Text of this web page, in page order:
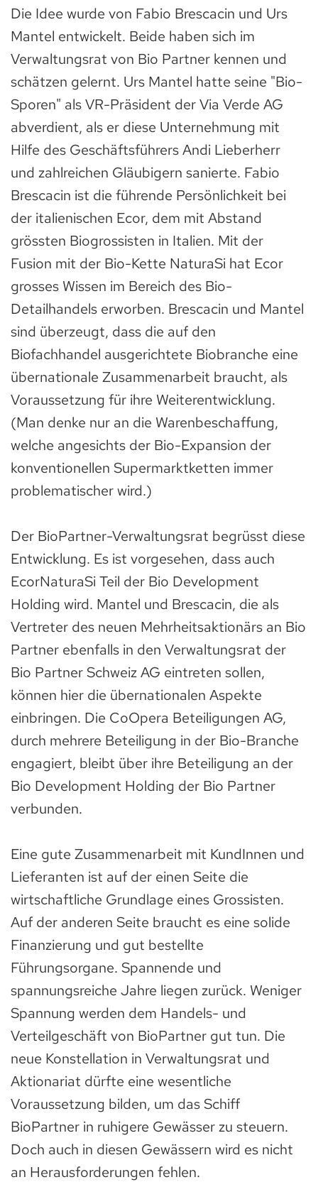
Die Idee wurde von Fabio Brescacin und Urs
Mantel entwickelt. Beide haben sich im
Verwaltungsrat von Bio Partner kennen und
schätzen gelernt. Urs Mantel hatte seine "Bio-
Sporen" als VR-Präsident der Via Verde AG
abverdient, als er diese Unternehmung mit
Hilfe des Geschäftsführers Andi Lieberherr
und zahlreichen Gläubigern sanierte. Fabio
Brescacin ist die führende Persönlichkeit bei
der italienischen Ecor, dem mit Abstand
grössten Biogrossisten in Italien. Mit der
Fusion mit der Bio-Kette NaturaSi hat Ecor
grosses Wissen im Bereich des Bio-
Detailhandels erworben. Brescacin und Mantel
sind überzeugt, dass die auf den
Biofachhandel ausgerichtete Biobranche eine
übernationale Zusammenarbeit braucht, als
Voraussetzung für ihre Weiterentwicklung.
(Man denke nur an die Warenbeschaffung,
welche angesichts der Bio-Expansion der
konventionellen Supermarktketten immer
problematischer wird.)
Der BioPartner-Verwaltungsrat begrüsst diese
Entwicklung. Es ist vorgesehen, dass auch
EcorNaturaSi Teil der Bio Development
Holding wird. Mantel und Brescacin, die als
Vertreter des neuen Mehrheitsaktionärs an Bio
Partner ebenfalls in den Verwaltungsrat der
Bio Partner Schweiz AG eintreten sollen,
können hier die übernationalen Aspekte
einbringen. Die CoOpera Beteiligungen AG,
durch mehrere Beteiligung in der Bio-Branche
engagiert, bleibt über ihre Beteiligung an der
Bio Development Holding der Bio Partner
verbunden.
Eine gute Zusammenarbeit mit KundInnen und
Lieferanten ist auf der einen Seite die
wirtschaftliche Grundlage eines Grossisten.
Auf der anderen Seite braucht es eine solide
Finanzierung und gut bestellte
Führungsorgane. Spannende und
spannungsreiche Jahre liegen zurück. Weniger
Spannung werden dem Handels- und
Verteilgeschäft von BioPartner gut tun. Die
neue Konstellation in Verwaltungsrat und
Aktionariat dürfte eine wesentliche
Voraussetzung bilden, um das Schiff
BioPartner in ruhigere Gewässer zu steuern.
Doch auch in diesen Gewässern wird es nicht
an Herausforderungen fehlen.